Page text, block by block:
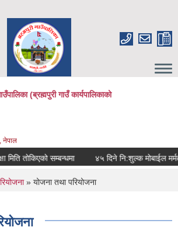
(ब्रह्मपुरी गाउँ कार्यपालिकाको
नेपाल
तोकिएको सम्बन्धमा ४५ दिने नि:शुल्क मोबाईल मर्मत
» योजना तथा परियोजना